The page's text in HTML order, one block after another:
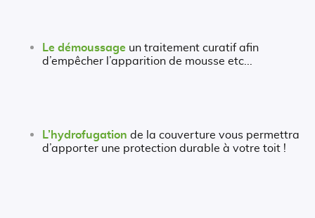
Le démoussage un traitement curatif afin
d’empêcher l’apparition de mousse etc...
L’hydrofugation de la couverture vous permettra
d’apporter une protection durable à votre toit !